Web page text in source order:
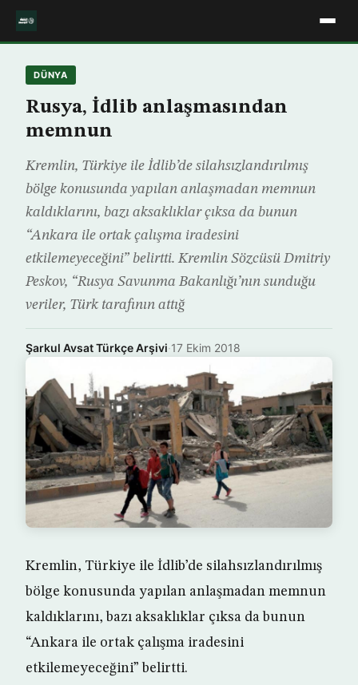
DÜNYA
Rusya, İdlib anlaşmasından
memnun
Kremlin, Türkiye ile İdlib’de silahsızlandırılmış
bölge konusunda yapılan anlaşmadan memnun
kaldıklarını, bazı aksaklıklar çıksa da bunun
“Ankara ile ortak çalışma iradesini
etkilemeyeceğini” belirtti. Kremlin Sözcüsü Dmitriy
Peskov, “Rusya Savunma Bakanlığı’nın sunduğu
veriler, Türk tarafının attığ
Şarkul Avsat Türkçe Arşivi·17 Ekim 2018
Kremlin, Türkiye ile İdlib’de silahsızlandırılmış
bölge konusunda yapılan anlaşmadan memnun
kaldıklarını, bazı aksaklıklar çıksa da bunun
“Ankara ile ortak çalışma iradesini
etkilemeyeceğini” belirtti.